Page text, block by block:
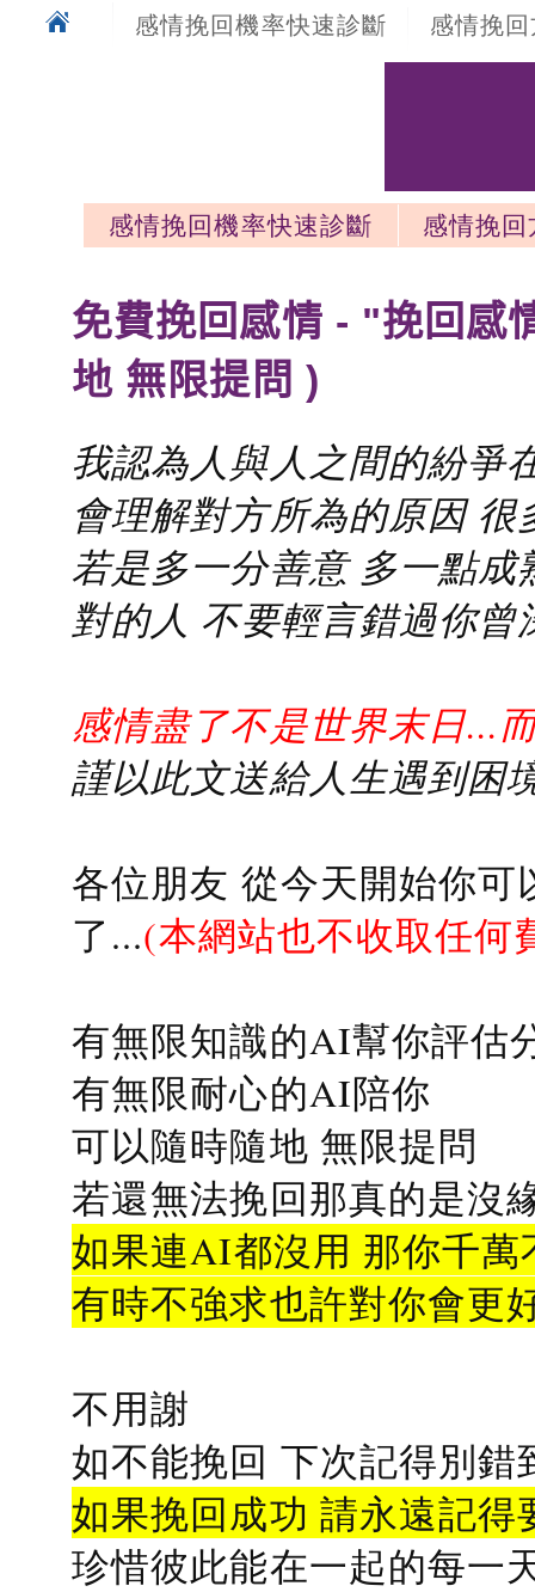
感情挽回機率快速診斷 感情挽
感情挽回機率快速診斷
感情挽
免費挽回感情 - "挽回感
地 無限提問 )
我認為人與人之間的紛爭
會理解對方所為的原因
若是多一分善意 多一點
對的人 不要輕言錯過你曾
感情盡了不是世界末日...
謹以此文送給人生遇到困
各位朋友 從今天開始你
了...(本網站也不收取任何
有無限知識的AI幫你評估
有無限耐心的AI陪你
可以隨時隨地 無限提問
若還無法挽回那真的是沒
如果連AI都沒用 那你千
有時不強求也許對你會更
不用謝
如不能挽回 下次記得別錯
如果挽回成功 請永遠記得
珍惜彼此能在一起的每一